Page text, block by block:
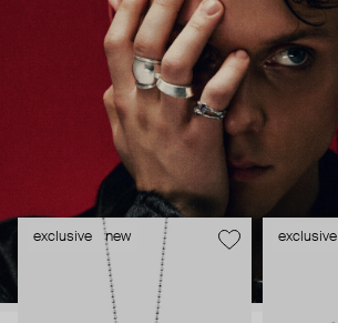
exclusive new exclusive